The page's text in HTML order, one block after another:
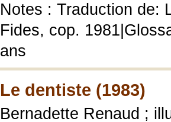
Notes : Traduction de:
Fides, cop.
ans
Le dentiste (1983)
Bernadette Renaud ;